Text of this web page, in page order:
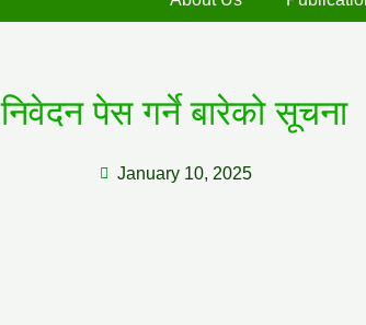
निवेदन पेस गर्ने बारेको सूचना
January 10, 2025